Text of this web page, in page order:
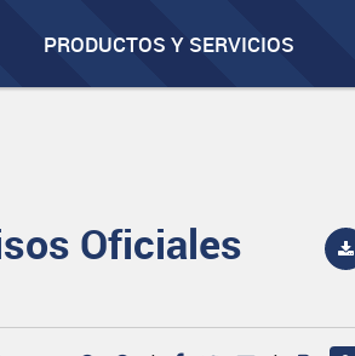
PRODUCTOS Y SERVICIOS
Oficiales